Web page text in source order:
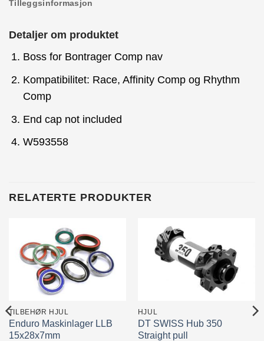
Tilleggsinformasjon
Detaljer om produktet
Boss for Bontrager Comp nav
Kompatibilitet: Race, Affinity Comp og Rhythm
Comp
End cap not included
W593558
RELATERTE PRODUKTER
TILBEHØR HJUL
Enduro Maskinlager LLB
15x28x7mm
HJUL
DT SWISS Hub 350
Straight pull